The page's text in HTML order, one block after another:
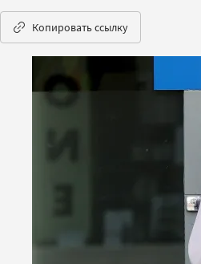
Копировать ссылку